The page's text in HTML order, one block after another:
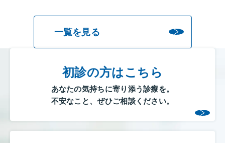
一覧を見る
初診の方はこちら
あなたの気持ちに寄り添う診療を。
不安なこと、ぜひご相談ください。